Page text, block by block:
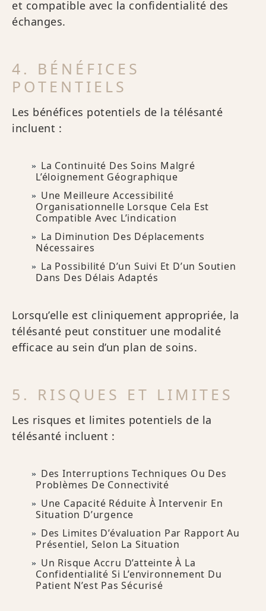
et compatible avec la confidentialité des
échanges.
4. BÉNÉFICES
POTENTIELS
Les bénéfices potentiels de la télésanté
incluent :
La Continuité Des Soins Malgré
L’éloignement Géographique
Une Meilleure Accessibilité
Organisationnelle Lorsque Cela Est
Compatible Avec L’indication
La Diminution Des Déplacements
Nécessaires
La Possibilité D’un Suivi Et D’un Soutien
Dans Des Délais Adaptés
Lorsqu’elle est cliniquement appropriée, la
télésanté peut constituer une modalité
efficace au sein d’un plan de soins.
5. RISQUES ET LIMITES
Les risques et limites potentiels de la
télésanté incluent :
Des Interruptions Techniques Ou Des
Problèmes De Connectivité
Une Capacité Réduite À Intervenir En
Situation D’urgence
Des Limites D’évaluation Par Rapport Au
Présentiel, Selon La Situation
Un Risque Accru D’atteinte À La
Confidentialité Si L’environnement Du
Patient N’est Pas Sécurisé